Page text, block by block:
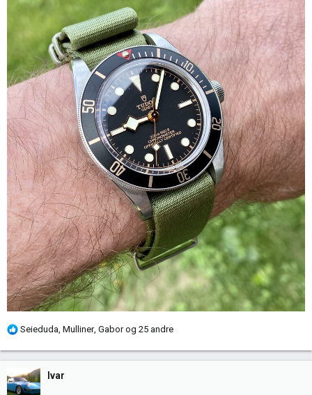
R
s
Seieduda Mulliner, Gaborog 25 andre
Ivar